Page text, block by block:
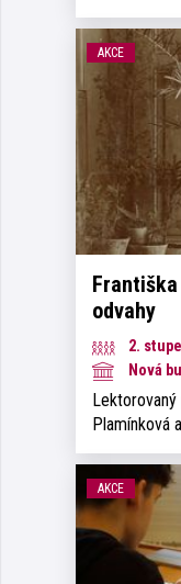
AKCE
odvahy
2.
Nová
Plamínková
AKCE